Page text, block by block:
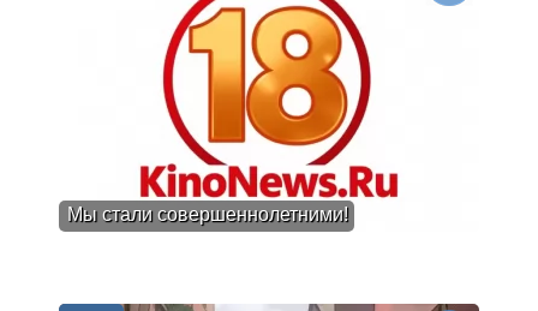
Мы стали совершеннолетними!